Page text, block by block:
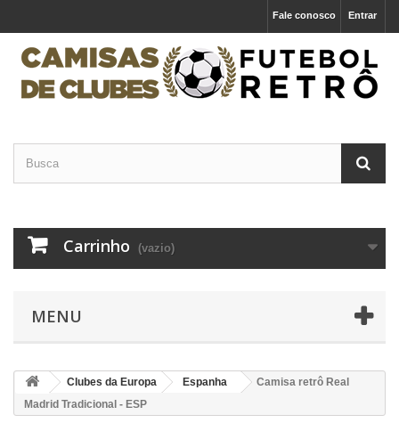
Entrar
Fale conosco
Carrinho (vazio)
MENU
Clubes da Europa Espanha
Camisa retrô Real
Madrid Tradicional - ESP